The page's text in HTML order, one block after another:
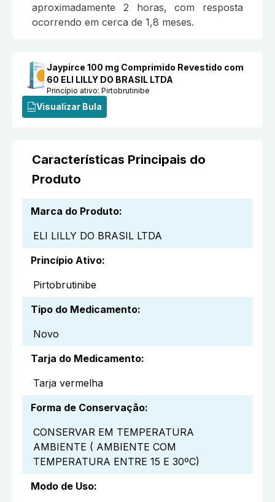
aproximadamente 2 horas, com resposta
ocorrendo em cerca de 1,8 meses.
Jaypirce 100 mg Comprimido Revestido com
60 ELI LILLY DO BRASIL LTDA
Princípio ativo:Pirtobrutinibe
Visualizar Bula
Características Principais do
Produto
Marca do Produto:
ELI LILLY DO BRASIL LTDA
Princípio Ativo:
Pirtobrutinibe
Tipo do Medicamento:
Novo
Tarja do Medicamento:
Tarja vermelha
Forma de Conservação:
CONSERVAR EM TEMPERATURA
AMBIENTE ( AMBIENTE COM
TEMPERATURA ENTRE 15 E 30ºC)
Modo de Uso: